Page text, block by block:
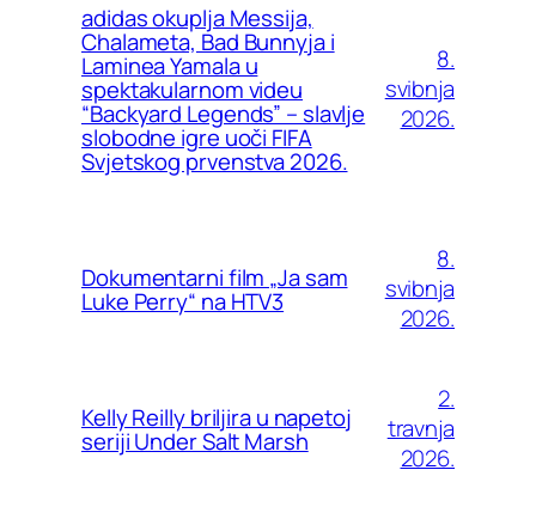
adidas okuplja Messija,
Chalameta, Bad Bunnyja i
Laminea Yamala u
spektakularnom videu
“Backyard Legends” – slavlje
slobodne igre uoči FIFA
Svjetskog prvenstva 2026.
8.
svibnja
2026.
Dokumentarni film „Ja sam
Luke Perry“ na HTV3
8.
svibnja
2026.
Kelly Reilly briljira u napetoj
seriji Under Salt Marsh
2.
travnja
2026.